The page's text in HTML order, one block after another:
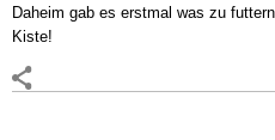
Daheim gab es erstmal was zu
Kiste!